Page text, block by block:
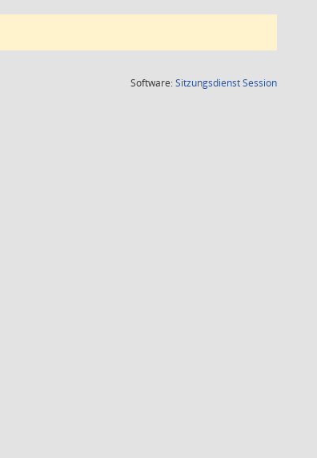
Software:SitzungsdienstSession(Wird in